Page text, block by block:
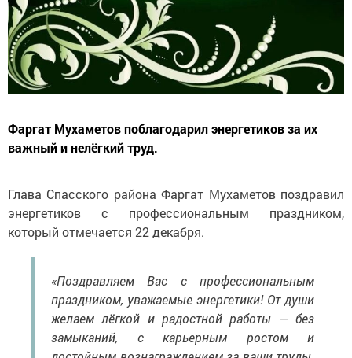
Фаргат Мухаметов поблагодарил энергетиков за их
важный и нелёгкий труд.
Глава Спасского района Фаргат Мухаметов поздравил
энергетиков с профессиональным праздником,
который отмечается 22 декабря.
«Поздравляем Вас с профессиональным
праздником, уважаемые энергетики! От души
желаем лёгкой и радостной работы — без
замыканий, с карьерным ростом и